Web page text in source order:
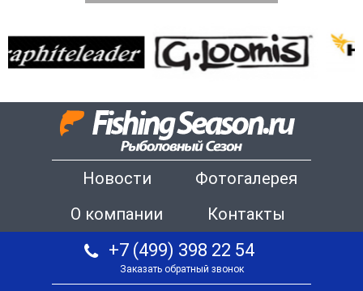
Новости
Фотогалерея
О компании
Контакты
+7 (499) 398 22 54
Заказать обратный звонок